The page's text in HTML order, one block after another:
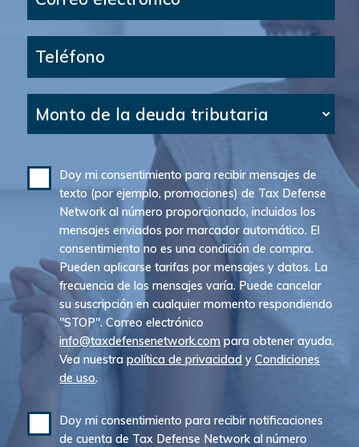
Teléfono
Monto de la deuda tributaria
Doy mi consentimiento para recibir mensajes de
texto (por ejemplo, promociones) de Tax Defense
Network al número proporcionado, incluidos los
mensajes enviados por marcador automático. El
consentimiento no es una condición de compra.
Pueden aplicarse tarifas por mensajes y datos. La
frecuencia de los mensajes varía. Puede cancelar
su suscripción en cualquier momento respondiendo
"STOP". Correo electrónico
info@taxdefensenetwork.com para obtener ayuda.
Vea nuestrapolítica de privacidad yCondiciones
de uso.
Doy mi consentimiento para recibir notificaciones
de cuenta de Tax Defense Network al número